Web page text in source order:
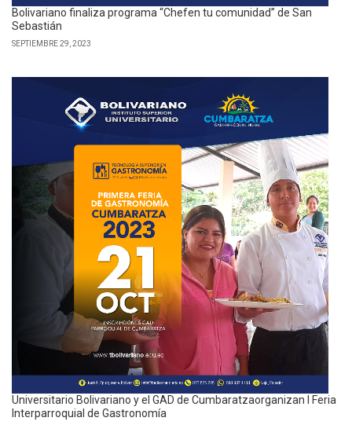
Bolivariano finaliza programa “Chefen tu comunidad” de San
Sebastián
SEPTIEMBRE 29, 2023
Universitario Bolivariano y el GAD de Cumbaratzaorganizan I Feria
Interparroquial de Gastronomía